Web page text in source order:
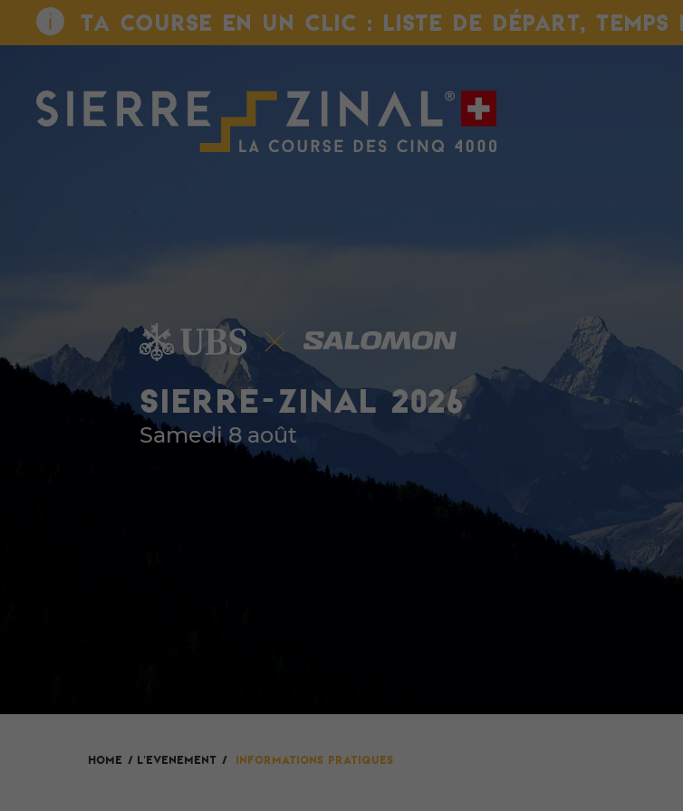
TA COURSE EN UN CLIC : LISTE DE DÉPART, TEMPS
SIERRE-ZINAL 2026
Samedi 8 août
HOME / L'evenement / Informations pratiques